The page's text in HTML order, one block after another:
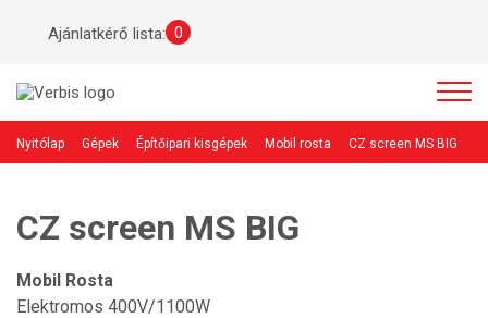
Ajánlatkérő lista: 0
Nyitólap Gépek Építőipari kisgépek Mobil rosta CZ screen MS BIG
CZ screen MS BIG
Mobil Rosta
Elektromos 400V/1100W